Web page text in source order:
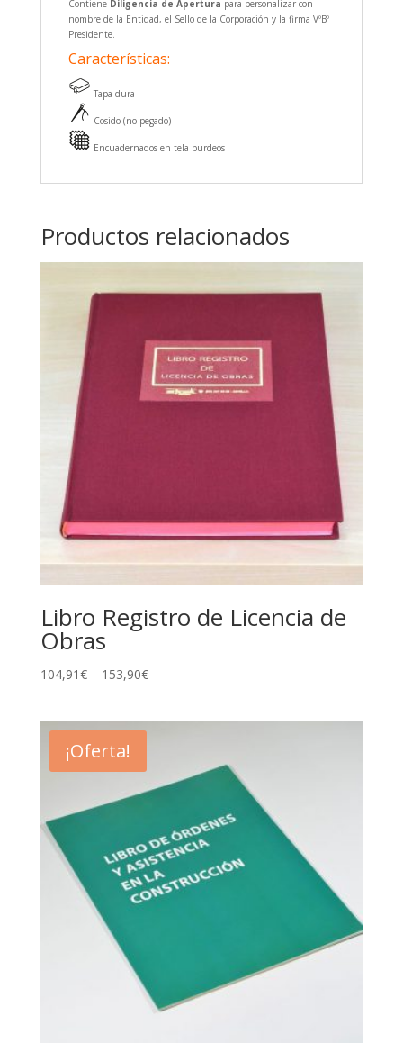
Contiene Diligencia de Apertura para personalizar con
nombre de la Entidad, el Sello de la Corporación y la firma VºBº
Presidente.
Características:
Tapa dura
Cosido (no pegado)
Encuadernados en tela burdeos
Productos relacionados
Libro Registro de Licencia de
Obras
104,91€– 153,90€
¡Oferta!